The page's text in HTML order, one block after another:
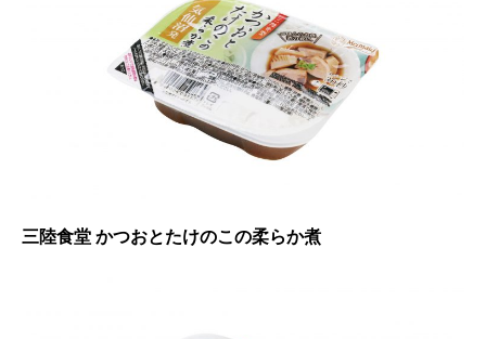
三陸食堂 かつおとたけのこの柔らか煮